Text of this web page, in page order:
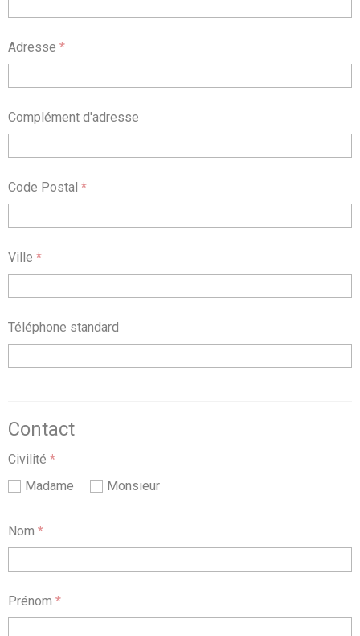
Adresse *
Complément d'adresse
Code Postal *
Ville *
Téléphone standard
Contact
Civilité *
Madame
Monsieur
Nom *
Prénom *